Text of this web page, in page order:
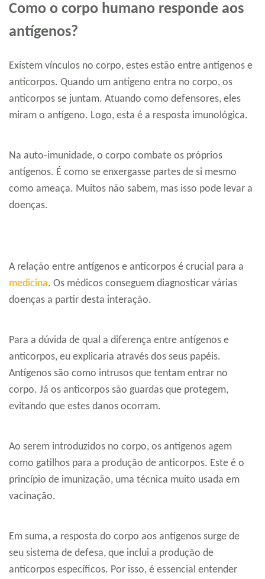
Como o corpo humano responde aos
antígenos?
Existem vínculos no corpo, estes estão entre antígenos e
anticorpos. Quando um antígeno entra no corpo, os
anticorpos se juntam. Atuando como defensores, eles
miram o antígeno. Logo, esta é a resposta imunológica.
Na auto-imunidade, o corpo combate os próprios
antígenos. É como se enxergasse partes de si mesmo
como ameaça. Muitos não sabem, mas isso pode levar a
doenças.
A relação entre antígenos e anticorpos é crucial para a
medicina. Os médicos conseguem diagnosticar várias
doenças a partir desta interação.
Para a dúvida de qual a diferença entre antígenos e
anticorpos, eu explicaria através dos seus papéis.
Antígenos são como intrusos que tentam entrar no
corpo. Já os anticorpos são guardas que protegem,
evitando que estes danos ocorram.
Ao serem introduzidos no corpo, os antígenos agem
como gatilhos para a produção de anticorpos. Este é o
princípio de imunização, uma técnica muito usada em
vacinação.
Em suma, a resposta do corpo aos antígenos surge de
seu sistema de defesa, que inclui a produção de
anticorpos específicos. Por isso, é essencial entender